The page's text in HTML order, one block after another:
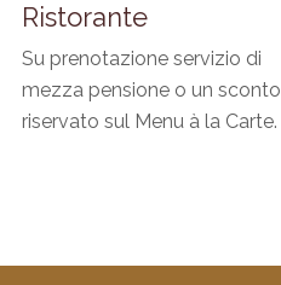
Ristorante
Su prenotazione servizio di
mezza pensione o un sconto
riservato sul Menu à la Carte.